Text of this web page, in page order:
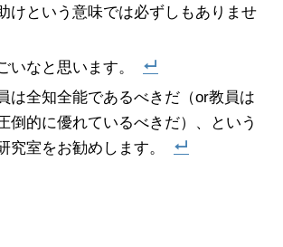
けという意味では必ずしもありませ
いなと思います。
は全知全能であるべきだ（or教員は
倒的に優れているべきだ）、という
究室をお勧めします。